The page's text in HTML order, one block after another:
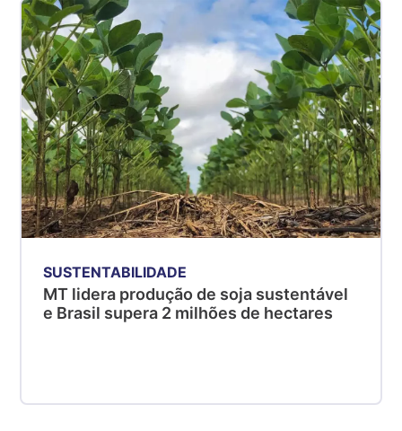
SUSTENTABILIDADE
MT lidera produção de soja sustentável
e Brasil supera 2 milhões de hectares